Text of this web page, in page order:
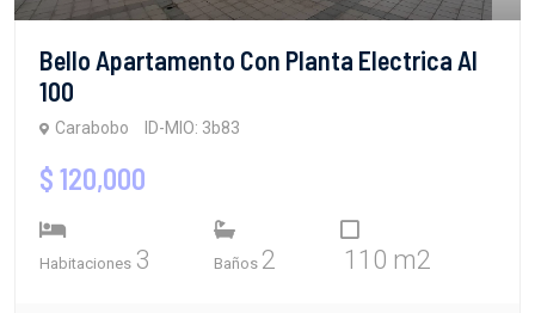
Bello Apartamento Con Planta Electrica Al
100
Carabobo ID-MIO: 3b83
$ 120,000
Habitaciones 3 Baños 2 110 m2